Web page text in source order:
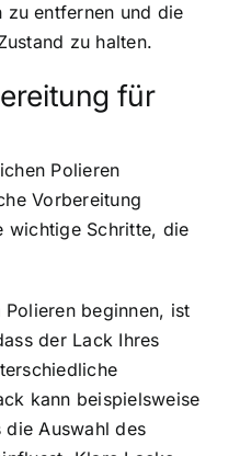
zu entfernen und die
zu halten.
für
Polieren
Vorbereitung
wichtige Schritte, die
beginnen, ist
der Lack Ihres
kann beispielsweise
Auswahl des